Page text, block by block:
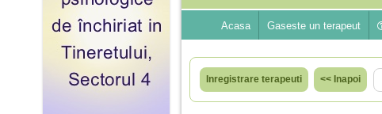
Acasa Gaseste un terapeut
Inregistrare terapeuti << Inapoi